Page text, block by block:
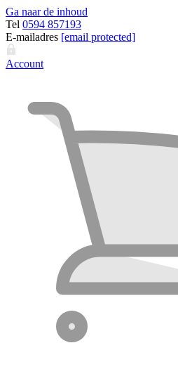
Ga naar de inhoud
Tel 0594 857193
E-mailadres [email protected]
Account